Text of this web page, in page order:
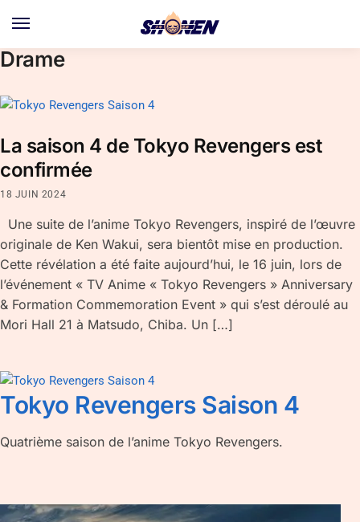
navigation
content
Drame
La saison 4 de Tokyo Revengers est
confirmée
18 JUIN 2024
Une suite de l’anime Tokyo Revengers, inspiré de l’œuvre
originale de Ken Wakui, sera bientôt mise en production.
Cette révélation a été faite aujourd’hui, le 16 juin, lors de
l’événement « TV Anime « Tokyo Revengers » Anniversary
& Formation Commemoration Event » qui s’est déroulé au
Mori Hall 21 à Matsudo, Chiba. Un […]
Tokyo Revengers Saison 4
Quatrième saison de l’anime Tokyo Revengers.